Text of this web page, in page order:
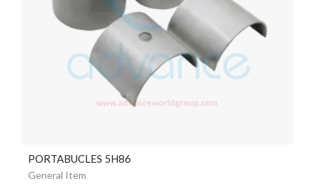
PORTABUCLES 5H86
General Item